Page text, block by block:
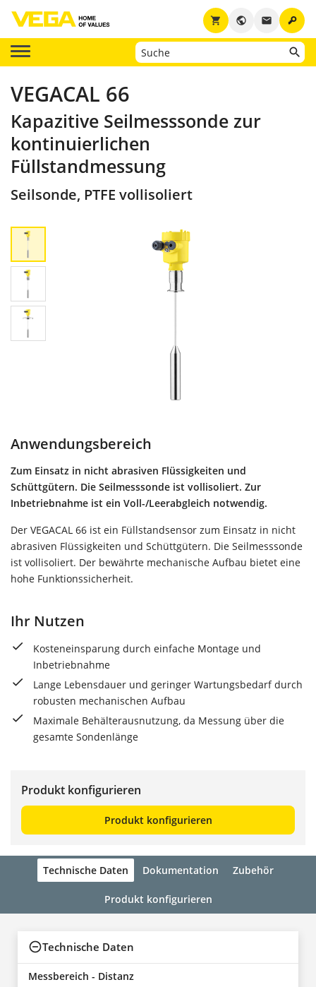
key
email
public
shopping_cart
VEGACAL 66
Kapazitive Seilmesssonde zur
kontinuierlichen
Füllstandmessung
Seilsonde, PTFE vollisoliert
Anwendungsbereich
Zum Einsatz in nicht abrasiven Flüssigkeiten und
Schüttgütern. Die Seilmesssonde ist vollisoliert. Zur
Inbetriebnahme ist ein Voll-/Leerabgleich notwendig.
Der VEGACAL 66 ist ein Füllstandsensor zum Einsatz in nicht
abrasiven Flüssigkeiten und Schüttgütern. Die Seilmesssonde
ist vollisoliert. Der bewährte mechanische Aufbau bietet eine
hohe Funktionssicherheit.
Ihr Nutzen
Kosteneinsparung durch einfache Montage und
Inbetriebnahme
Lange Lebensdauer und geringer Wartungsbedarf durch
robusten mechanischen Aufbau
Maximale Behälterausnutzung, da Messung über die
gesamte Sondenlänge
Produkt konfigurieren
Produkt konfigurieren
Technische Daten Dokumentation Zubehör
Produkt konfigurieren
Technische Daten
Messbereich - Distanz